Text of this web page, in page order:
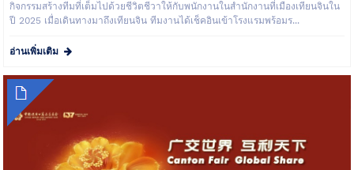
กิจกรรมสร้างทีมที่เต็มไปด้วยชีวิตชีวาให้กับพนักงานในสำนักงานที่เมืองเทียนจินใน
ปี 2025 เมื่อเดินทางมาถึงเทียนจิน ทีมงานได้เช็คอินเข้าโรงแรมพร้อมร...
อ่านเพิ่มเติม